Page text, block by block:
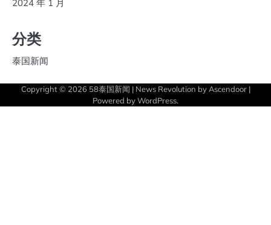
2024 年 1 月
分类
泰国新闻
Copyright © 2026 58泰国新闻 | News Revolution by Ascendoor|
Powered byWordPress.